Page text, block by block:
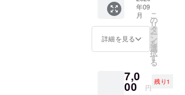
年09
月
詳細を見る
こ
の
リ
タ
ー
ン
を
選
択
す
る
7,0
00 円
残り1